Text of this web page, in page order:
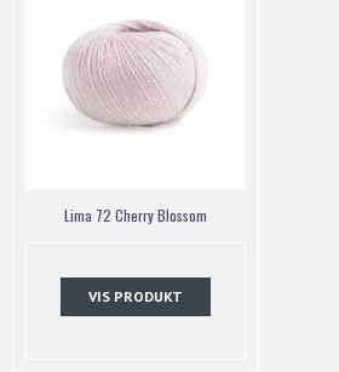
Lima 72 Cherry Blossom
VIS PRODUKT